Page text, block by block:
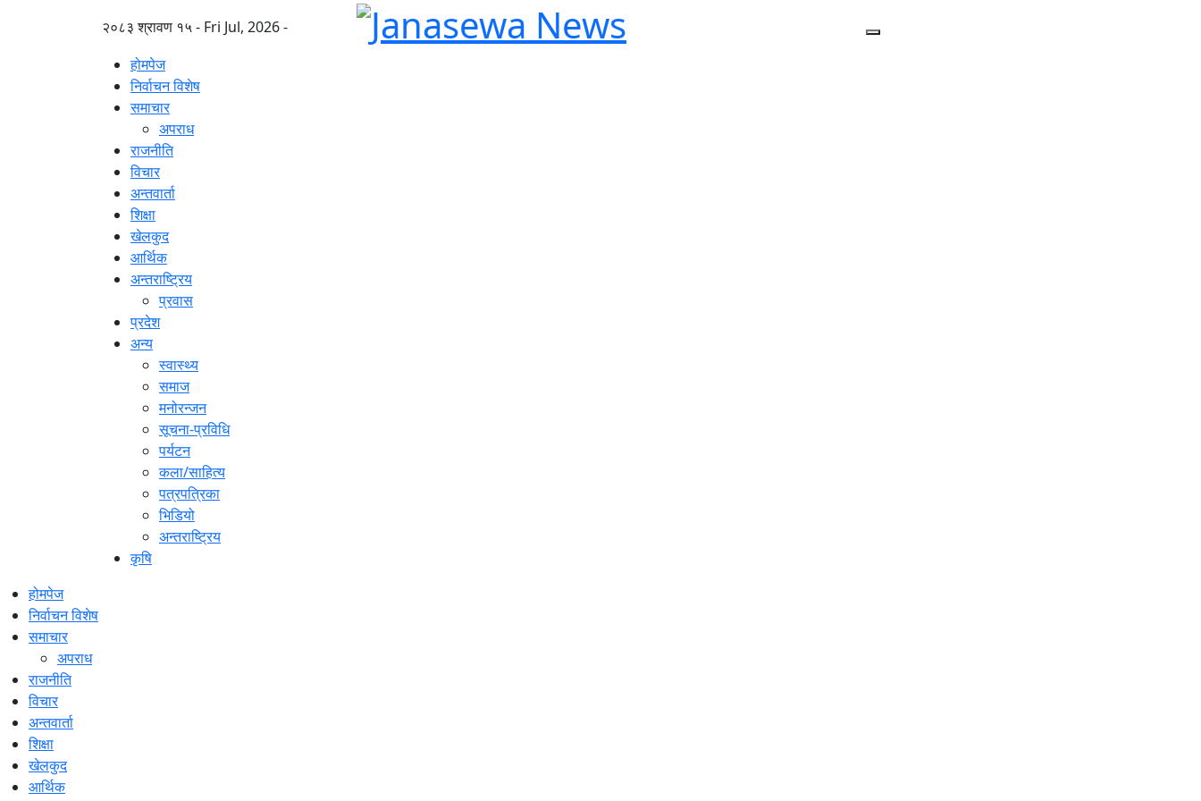
२०८३ श्रावण १५ - Fri Jul, 2026 -
होमपेज
निर्वाचन विशेष
समाचार
अपराध
राजनीति
विचार
अन्तवार्ता
शिक्षा
खेलकुद
आर्थिक
अन्तराष्ट्रिय
प्रवास
प्रदेश
अन्य
स्वास्थ्य
समाज
मनोरन्जन
सूचना-प्रविधि
पर्यटन
कला/साहित्य
पत्रपत्रिका
भिडियो
अन्तराष्ट्रिय
कृषि
होमपेज
निर्वाचन विशेष
समाचार
अपराध
राजनीति
विचार
अन्तवार्ता
शिक्षा
खेलकुद
आर्थिक